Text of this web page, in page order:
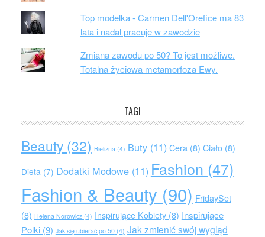
Top modelka - Carmen Dell'Orefice ma 83
lata i nadal pracuje w zawodzie
Zmiana zawodu po 50? To jest możliwe.
Totalna życiowa metamorfoza Ewy.
TAGI
Beauty(32) Bielizna(4) Buty(11) Cera(8) Ciało(8)
Dieta(7) Dodatki Modowe(11) Fashion (47)
Fashion & Beauty (90) FridaySet
(8) Helena Norowicz(4) Inspirujące Kobiety(8) Inspirujące
Polki(9) Jak się ubierać po 50(4) Jak zmienić swój wygląd